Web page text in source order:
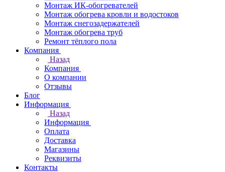
Монтаж ИК-обогревателей
Монтаж обогрева кровли и водостоков
Монтаж снегозадержателей
Монтаж обогрева труб
Ремонт тёплого пола
Компания
Назад
Компания
О компании
Отзывы
Блог
Информация
Назад
Информация
Оплата
Доставка
Магазины
Реквизиты
Контакты